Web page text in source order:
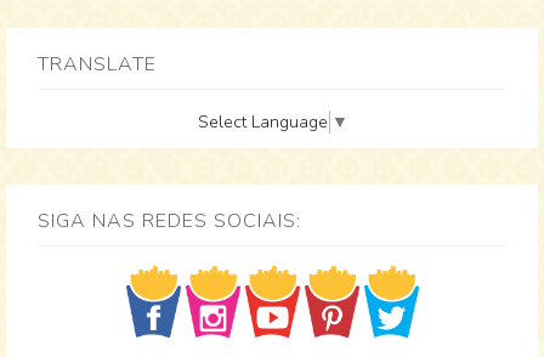
TRANSLATE
Select Language ▼
SIGA NAS REDES SOCIAIS: